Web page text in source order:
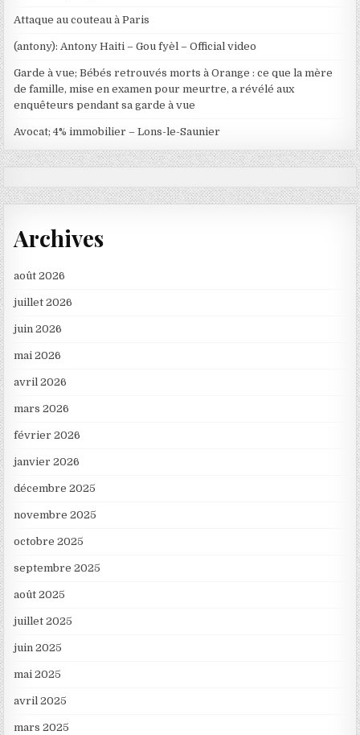
Attaque au couteau à Paris
(antony): Antony Haiti – Gou fyèl – Official video
Garde à vue; Bébés retrouvés morts à Orange : ce que la mère
de famille, mise en examen pour meurtre, a révélé aux
enquêteurs pendant sa garde à vue
Avocat; 4% immobilier – Lons-le-Saunier
Archives
août 2026
juillet 2026
juin 2026
mai 2026
avril 2026
mars 2026
février 2026
janvier 2026
décembre 2025
novembre 2025
octobre 2025
septembre 2025
août 2025
juillet 2025
juin 2025
mai 2025
avril 2025
mars 2025